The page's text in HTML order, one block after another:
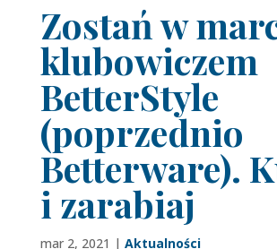
Zostań w
klubowiczem
BetterStyle
(poprzednio
Betterware).
i zarabiaj
mar 2, 2021 | Aktualności